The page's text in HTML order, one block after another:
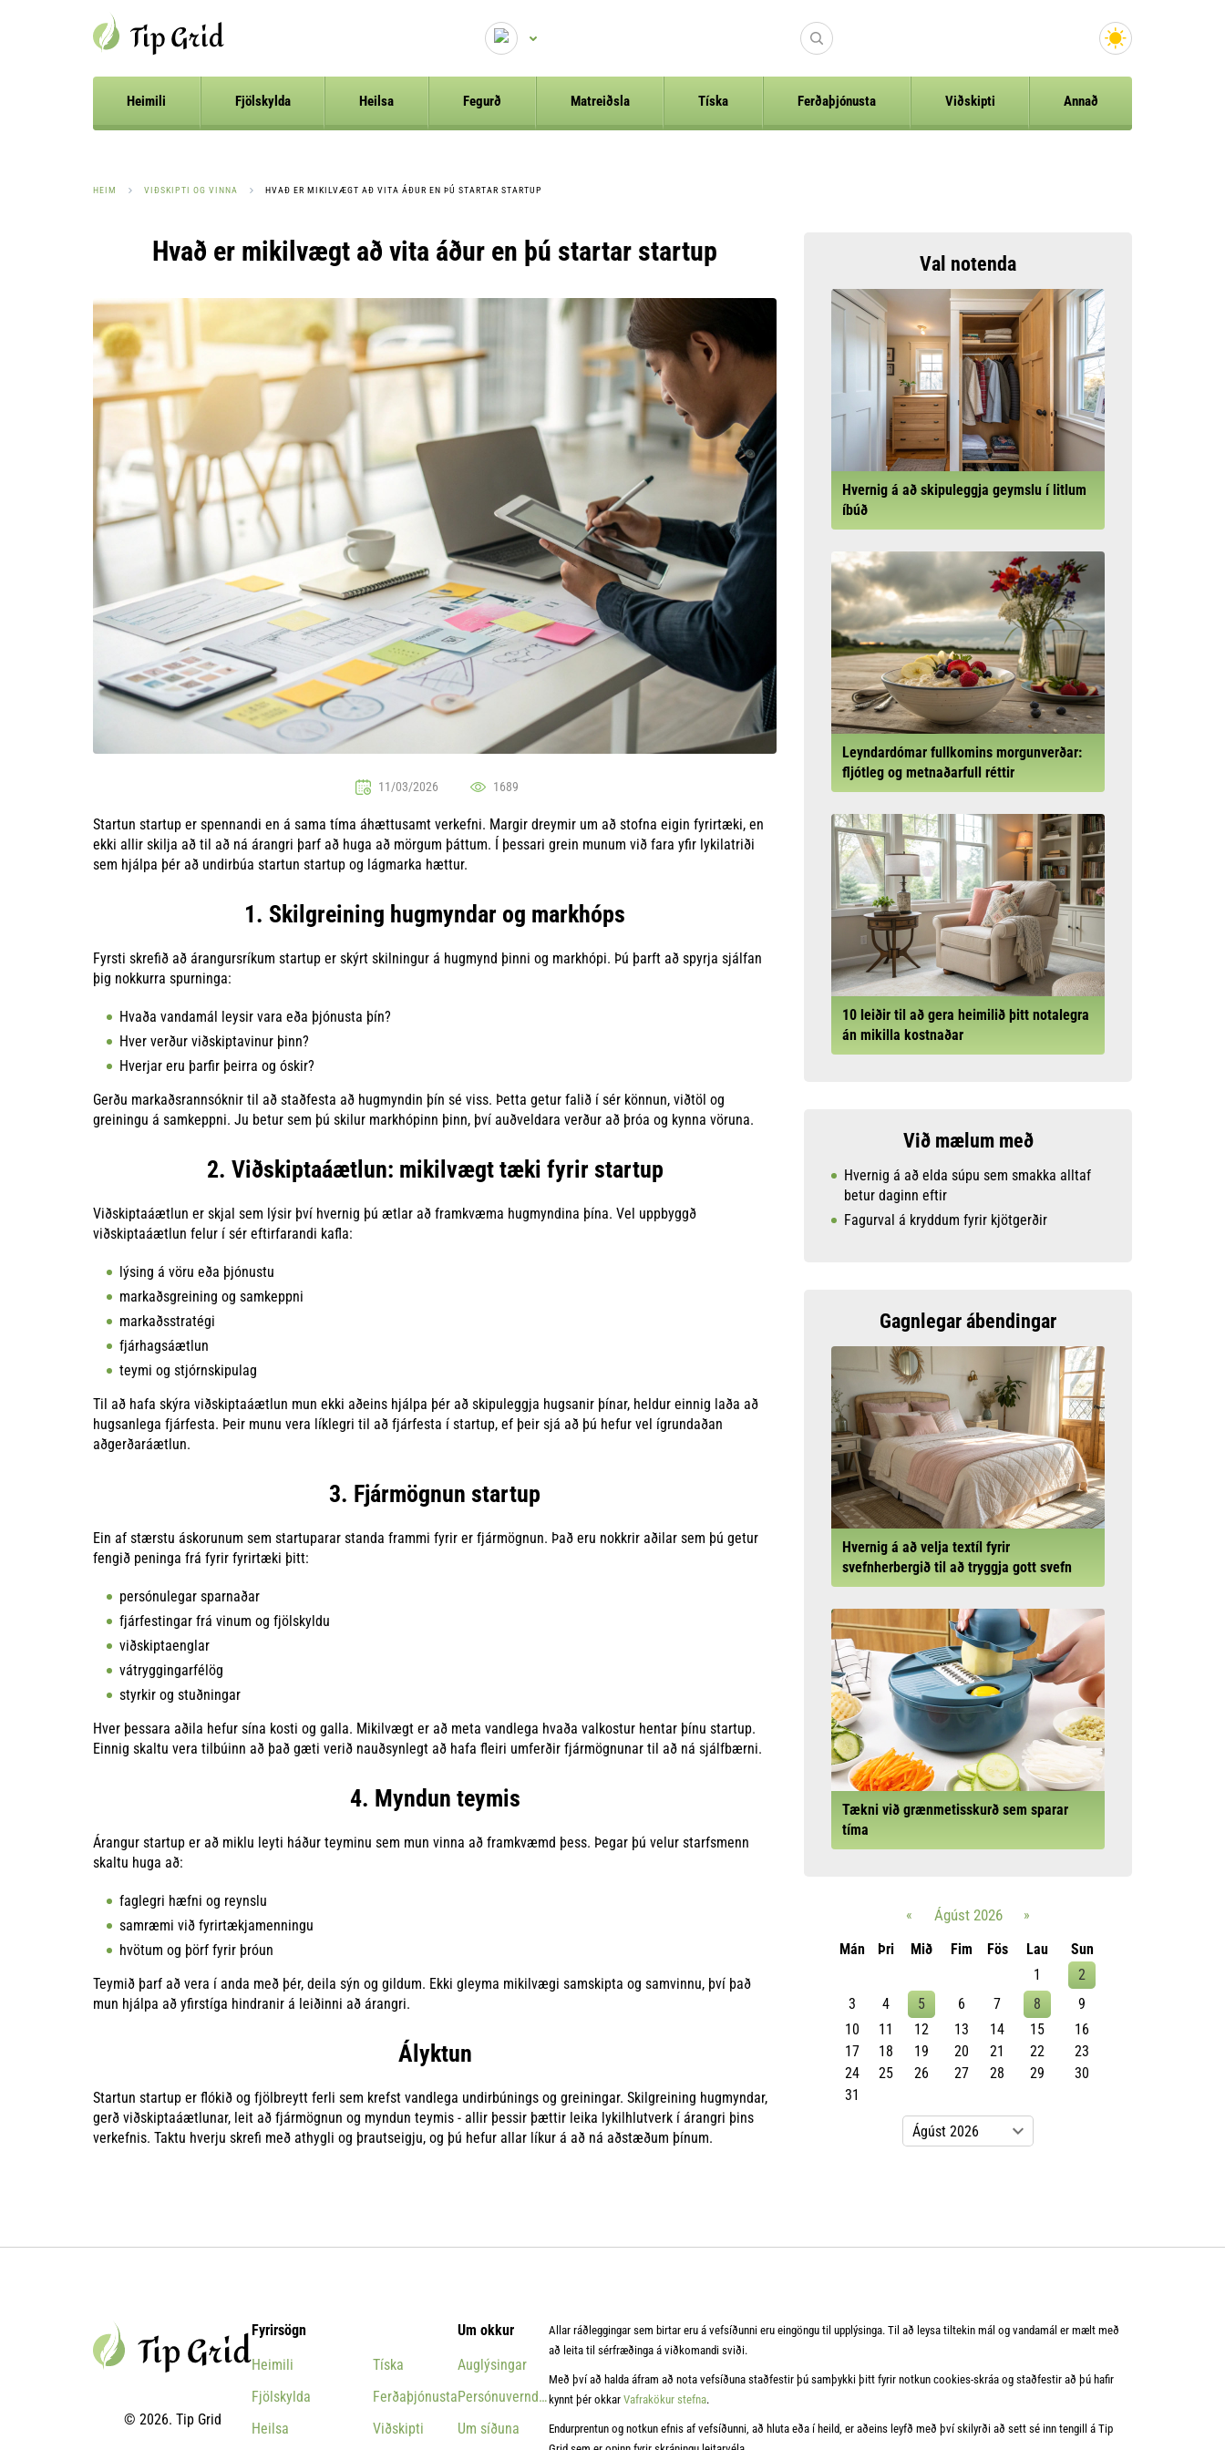
Heimili Fjölskylda Heilsa Fegurð Matreiðsla Tíska Ferðaþjónusta Viðskipti Annað
HEIM VIÐSKIPTI OG VINNA HVAÐ ER MIKILVÆGT AÐ VITA ÁÐUR EN ÞÚ STARTAR STARTUP
Hvað er mikilvægt að vita áður en þú startar startup
11/03/2026 1689
Startun startup er spennandi en á sama tíma áhættusamt verkefni. Margir dreymir um að stofna eigin fyrirtæki, en
ekki allir skilja að til að ná árangri þarf að huga að mörgum þáttum. Í þessari grein munum við fara yfir lykilatriði
sem hjálpa þér að undirbúa startun startup og lágmarka hættur.
1. Skilgreining hugmyndar og markhóps
Fyrsti skrefið að árangursríkum startup er skýrt skilningur á hugmynd þinni og markhópi. Þú þarft að spyrja sjálfan
þig nokkurra spurninga:
Hvaða vandamál leysir vara eða þjónusta þín?
Hver verður viðskiptavinur þinn?
Hverjar eru þarfir þeirra og óskir?
Gerðu markaðsrannsóknir til að staðfesta að hugmyndin þín sé viss. Þetta getur falið í sér könnun, viðtöl og
greiningu á samkeppni. Ju betur sem þú skilur markhópinn þinn, því auðveldara verður að þróa og kynna vöruna.
2. Viðskiptaáætlun: mikilvægt tæki fyrir startup
Viðskiptaáætlun er skjal sem lýsir því hvernig þú ætlar að framkvæma hugmyndina þína. Vel uppbyggð
viðskiptaáætlun felur í sér eftirfarandi kafla:
lýsing á vöru eða þjónustu
markaðsgreining og samkeppni
markaðsstratégi
fjárhagsáætlun
teymi og stjórnskipulag
Til að hafa skýra viðskiptaáætlun mun ekki aðeins hjálpa þér að skipuleggja hugsanir þínar, heldur einnig laða að
hugsanlega fjárfesta. Þeir munu vera líklegri til að fjárfesta í startup, ef þeir sjá að þú hefur vel ígrundaðan
aðgerðaráætlun.
3. Fjármögnun startup
Ein af stærstu áskorunum sem startuparar standa frammi fyrir er fjármögnun. Það eru nokkrir aðilar sem þú getur
fengið peninga frá fyrir fyrirtæki þitt:
persónulegar sparnaðar
fjárfestingar frá vinum og fjölskyldu
viðskiptaenglar
vátryggingarfélög
styrkir og stuðningar
Hver þessara aðila hefur sína kosti og galla. Mikilvægt er að meta vandlega hvaða valkostur hentar þínu startup.
Einnig skaltu vera tilbúinn að það gæti verið nauðsynlegt að hafa fleiri umferðir fjármögnunar til að ná sjálfbærni.
4. Myndun teymis
Árangur startup er að miklu leyti háður teyminu sem mun vinna að framkvæmd þess. Þegar þú velur starfsmenn
skaltu huga að:
faglegri hæfni og reynslu
samræmi við fyrirtækjamenningu
hvötum og þörf fyrir þróun
Teymið þarf að vera í anda með þér, deila sýn og gildum. Ekki gleyma mikilvægi samskipta og samvinnu, því það
mun hjálpa að yfirstíga hindranir á leiðinni að árangri.
Ályktun
Startun startup er flókið og fjölbreytt ferli sem krefst vandlega undirbúnings og greiningar. Skilgreining hugmyndar,
gerð viðskiptaáætlunar, leit að fjármögnun og myndun teymis - allir þessir þættir leika lykilhlutverk í árangri þins
verkefnis. Taktu hverju skrefi með athygli og þrautseigju, og þú hefur allar líkur á að ná aðstæðum þínum.
Val notenda
Hvernig á að skipuleggja geymslu í litlum
íbúð
Leyndardómar fullkomins morgunverðar:
fljótleg og metnaðarfull réttir
10 leiðir til að gera heimilið þitt notalegra
án mikilla kostnaðar
Við mælum með
Hvernig á að elda súpu sem smakka alltaf
betur daginn eftir
Fagurval á kryddum fyrir kjötgerðir
Gagnlegar ábendingar
Hvernig á að velja textíl fyrir
svefnherbergið til að tryggja gott svefn
Tækni við grænmetisskurð sem sparar
tíma
« Ágúst 2026
»
Mán
Þri Mið Fim Fös Lau
Sun
1
2
3
4 5 6 7 8
9
10
11 12 13 14 15
16
17
18 19 20 21 22
23
24
25 26 27 28 29
30
31
© 2026. Tip Grid
Fyrirsögn
Heimili
Fjölskylda
Heilsa
Tíska
Ferðaþjónusta
Viðskipti
Um okkur
Auglýsingar
Persónuverndarstefna
Um síðuna
Allar ráðleggingar sem birtar eru á vefsíðunni eru eingöngu til upplýsinga. Til að leysa tiltekin mál og vandamál er mælt með
að leita til sérfræðinga á viðkomandi sviði.
Með því að halda áfram að nota vefsíðuna staðfestir þú samþykki þitt fyrir notkun cookies‑skráa og staðfestir að þú hafir
kynnt þér okkar Vafrakökur stefna.
Endurprentun og notkun efnis af vefsíðunni, að hluta eða í heild, er aðeins leyfð með því skilyrði að sett sé inn tengill á Tip